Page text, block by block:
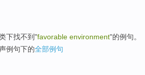
下找不到"favorable environment"的例句。
例句下的全部例句